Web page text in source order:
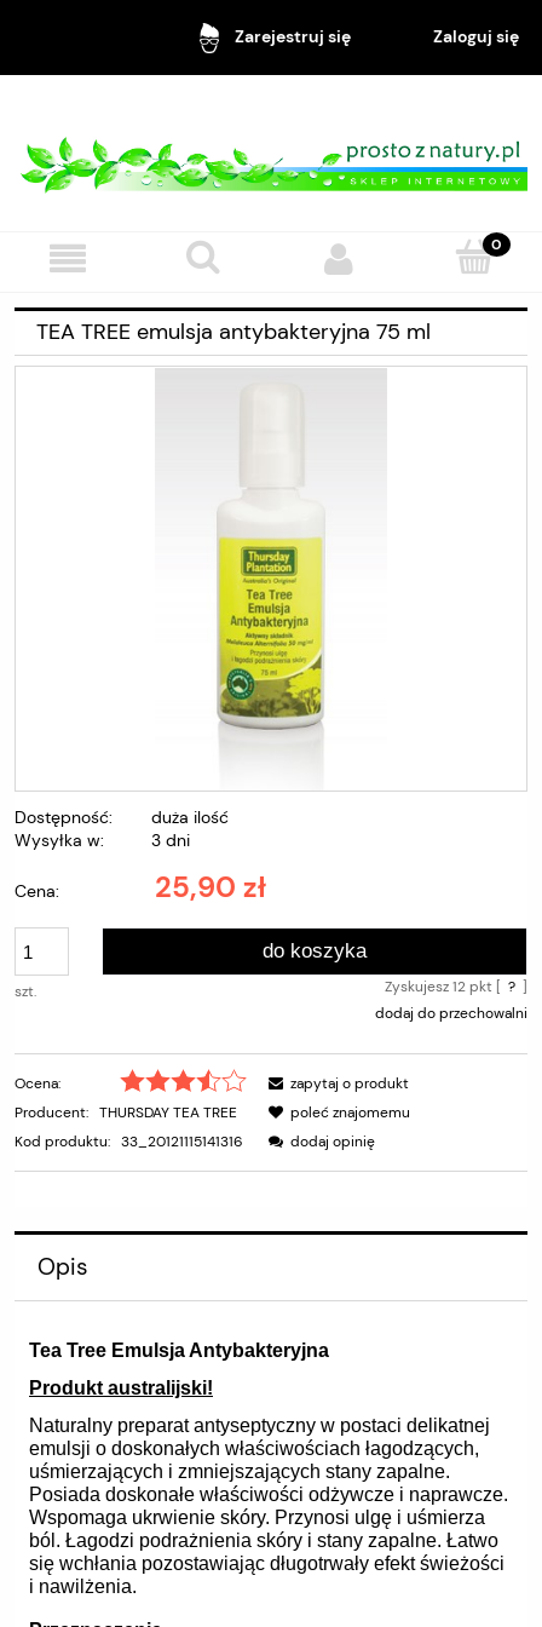
Zarejestruj się Zaloguj się
TEA TREE emulsja antybakteryjna 75 ml
Dostępność:
duża ilość
Wysyłka w:
3 dni
Cena: 25,90 zł
szt.
do koszyka
Zyskujesz12pkt [ ? ]
dodaj do przechowalni
Ocena:
Producent: THURSDAY TEA TREE
Kod produktu: 33_20121115141316
zapytaj o produkt
poleć znajomemu
dodaj opinię
Opis
Tea Tree Emulsja Antybakteryjna
Produkt australijski!
Naturalny preparat antyseptyczny w postaci delikatnej
emulsji o doskonałych właściwościach łagodzących,
uśmierzających i zmniejszających stany zapalne.
Posiada doskonałe właściwości odżywcze i naprawcze.
Wspomaga ukrwienie skóry. Przynosi ulgę i uśmierza
ból. Łagodzi podrażnienia skóry i stany zapalne. Łatwo
się wchłania pozostawiając długotrwały efekt świeżości
i nawilżenia.